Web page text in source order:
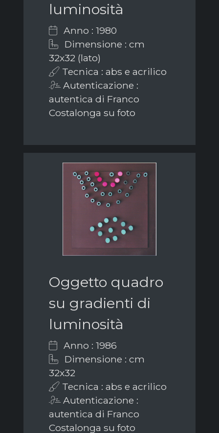
luminosità
Anno : 1980
Dimensione : cm
32x32 (lato)
Tecnica : abs e acrilico
Autenticazione :
autentica di Franco
Costalonga su foto
Oggetto quadro
su gradienti di
luminosità
Anno : 1986
Dimensione : cm
32x32
Tecnica : abs e acrilico
Autenticazione :
autentica di Franco
Costalonga su foto